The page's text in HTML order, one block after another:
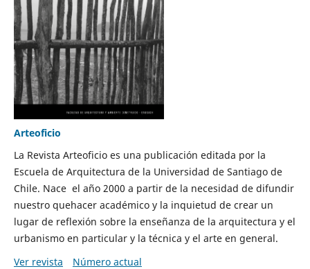
Arteoficio
La Revista Arteoficio es una publicación editada por la
Escuela de Arquitectura de la Universidad de Santiago de
Chile. Nace el año 2000 a partir de la necesidad de difundir
nuestro quehacer académico y la inquietud de crear un
lugar de reflexión sobre la enseñanza de la arquitectura y el
urbanismo en particular y la técnica y el arte en general.
Ver revista
Número actual